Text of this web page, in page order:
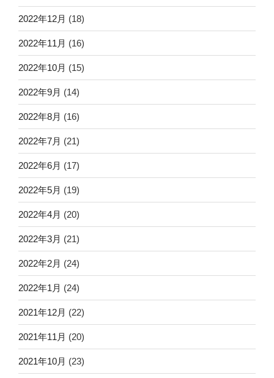
2022年12月 (18)
2022年11月 (16)
2022年10月 (15)
2022年9月 (14)
2022年8月 (16)
2022年7月 (21)
2022年6月 (17)
2022年5月 (19)
2022年4月 (20)
2022年3月 (21)
2022年2月 (24)
2022年1月 (24)
2021年12月 (22)
2021年11月 (20)
2021年10月 (23)